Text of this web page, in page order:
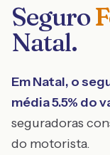
Seguro
Natal.
EmNatal, o
média5.5% do
seguradoras
do motorista.